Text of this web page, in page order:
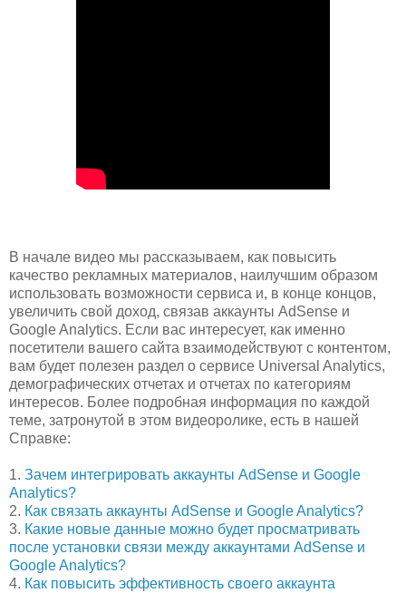
В начале видео мы рассказываем, как повысить
качество рекламных материалов, наилучшим образом
использовать возможности сервиса и, в конце концов,
увеличить свой доход, связав аккаунты AdSense и
Google Analytics. Если вас интересует, как именно
посетители вашего сайта взаимодействуют с контентом,
вам будет полезен раздел о сервисе Universal Analytics,
демографических отчетах и отчетах по категориям
интересов. Более подробная информация по каждой
теме, затронутой в этом видеоролике, есть в нашей
Справке:
1. Зачем интегрировать аккаунты AdSense и Google
Analytics?
2. Как связать аккаунты AdSense и Google Analytics?
3. Какие новые данные можно будет просматривать
после установки связи между аккаунтами AdSense и
Google Analytics?
4. Как повысить эффективность своего аккаунта